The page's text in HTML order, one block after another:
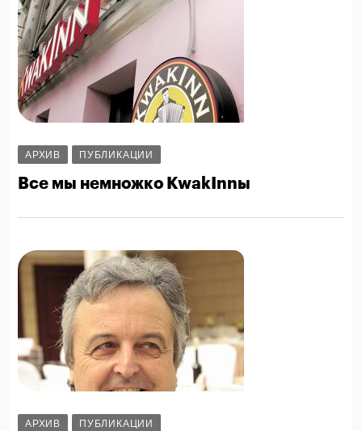
АРХИВ ПУБЛИКАЦИИ
Все мы немножко KwakInnы
АРХИВ ПУБЛИКАЦИИ